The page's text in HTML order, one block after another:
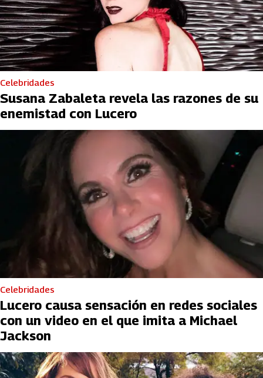
Celebridades
Susana Zabaleta revela las razones de su
enemistad con Lucero
Celebridades
Lucero causa sensación en redes sociales
con un video en el que imita a Michael
Jackson